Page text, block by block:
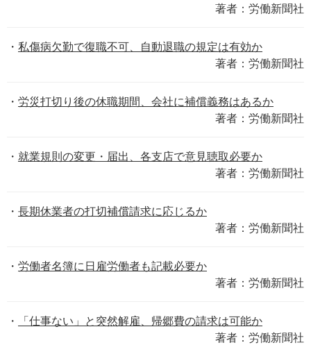
著者：労働新聞社
私傷病欠勤で復職不可、自動退職の規定は有効か
著者：労働新聞社
労災打切り後の休職期間、会社に補償義務はあるか
著者：労働新聞社
就業規則の変更・届出、各支店で意見聴取必要か
著者：労働新聞社
長期休業者の打切補償請求に応じるか
著者：労働新聞社
労働者名簿に日雇労働者も記載必要か
著者：労働新聞社
「仕事ない」と突然解雇、帰郷費の請求は可能か
著者：労働新聞社